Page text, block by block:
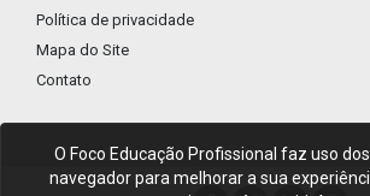
Política de privacidade
Mapa do Site
Contato
O Foco Educação Profissional faz uso
navegador para melhorar a sua